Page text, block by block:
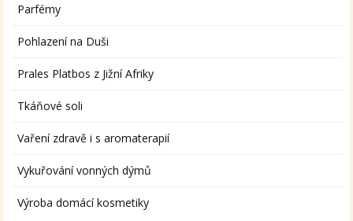
Parfémy
Pohlazení na Duši
Prales Platbos z Jižní Afriky
Tkáňové soli
Vaření zdravě i s aromaterapií
Vykuřování vonných dýmů
Výroba domácí kosmetiky